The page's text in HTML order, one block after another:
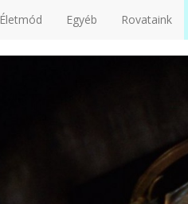
Életmód Egyéb Rovataink